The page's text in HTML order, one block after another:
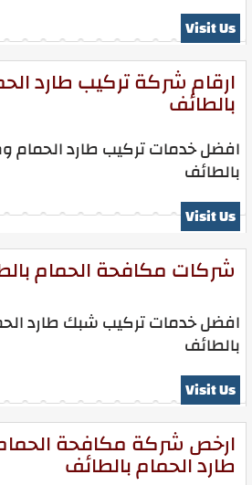
Visit Us
ارقام شركة تركيب طارد
بالطائف
افضل خدمات تركيب طارد الحمام
بالطائف
Visit Us
شركات مكافحة الحمام
افضل خدمات تركيب شبك طارد
بالطائف
Visit Us
ارخص شركة مكافحة
طارد الحمام بالطائف